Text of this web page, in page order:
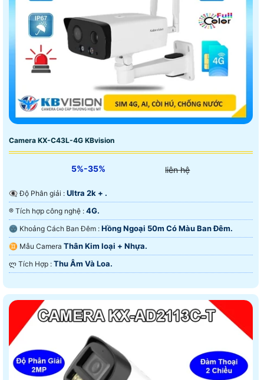
Camera KX-C43L-4G KBvision
5%-35% liên hệ
👁️‍🗨 Độ Phân giải : Ultra 2k + .
®️ Tích hợp công nghệ : 4G.
🌚 Khoảng Cách Ban Đêm : Hồng Ngoại 50m Có Màu Ban Ðêm.
♊ Mẫu Camera Thân Kim loại + Nhựa.
️ლ Tích Hợp : Thu Âm Và Loa.